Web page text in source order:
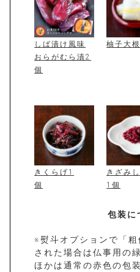
しば漬け風味
おらがむら漬2
個
柚子大
きくらげ1
個
きざみ
1個
包装に
※熨斗オプションで「
された場合は仏事用の
ほかは通常の赤色の包